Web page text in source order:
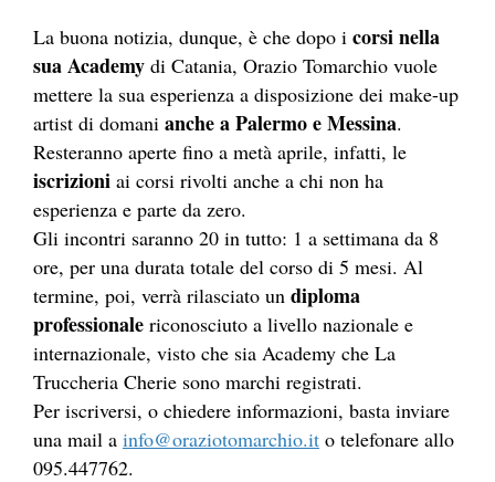
La buona notizia, dunque, è che dopo i corsi nella
sua Academy di Catania, Orazio Tomarchio vuole
mettere la sua esperienza a disposizione dei make-up
artist di domani anche a Palermo e Messina.
Resteranno aperte fino a metà aprile, infatti, le
iscrizioni ai corsi rivolti anche a chi non ha
esperienza e parte da zero.
Gli incontri saranno 20 in tutto: 1 a settimana da 8
ore, per una durata totale del corso di 5 mesi. Al
termine, poi, verrà rilasciato un diploma
professionale riconosciuto a livello nazionale e
internazionale, visto che sia Academy che La
Truccheria Cherie sono marchi registrati.
Per iscriversi, o chiedere informazioni, basta inviare
una mail a info@oraziotomarchio.it o telefonare allo
095.447762.